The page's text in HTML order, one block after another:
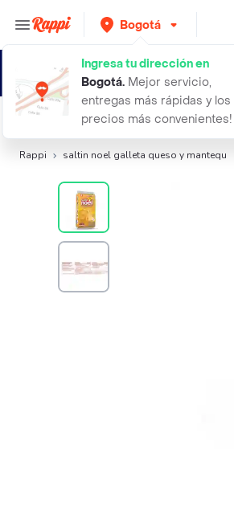
Bogotá
Ingresa tu dirección en
Bogotá. Mejor servicio,
entregas más rápidas y los
precios más convenientes!
Búsquedas relacionadas:Galletas,Saltin Noel
Rappi saltin noel galleta queso y mantequ